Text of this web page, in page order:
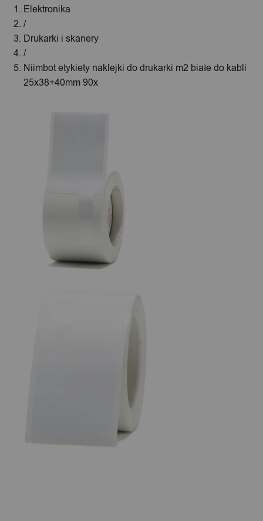
Elektronika
/
Drukarki i skanery
/
Niimbot etykiety naklejki do drukarki m2 białe do kabli
25x38+40mm 90x